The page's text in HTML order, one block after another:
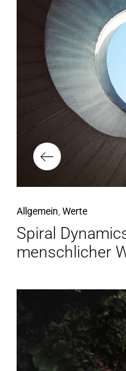
Vorheriger
Beitrag
Allgemein Werte
Spiral
menschlicher